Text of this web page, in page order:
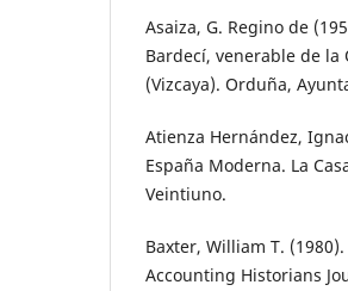
Asaiza, G. Regino de
Bardecí, venerable de la
(Vizcaya). Orduña,
Atienza Hernández,
España Moderna. La
Veintiuno.
Baxter, William T.
Accounting Historians